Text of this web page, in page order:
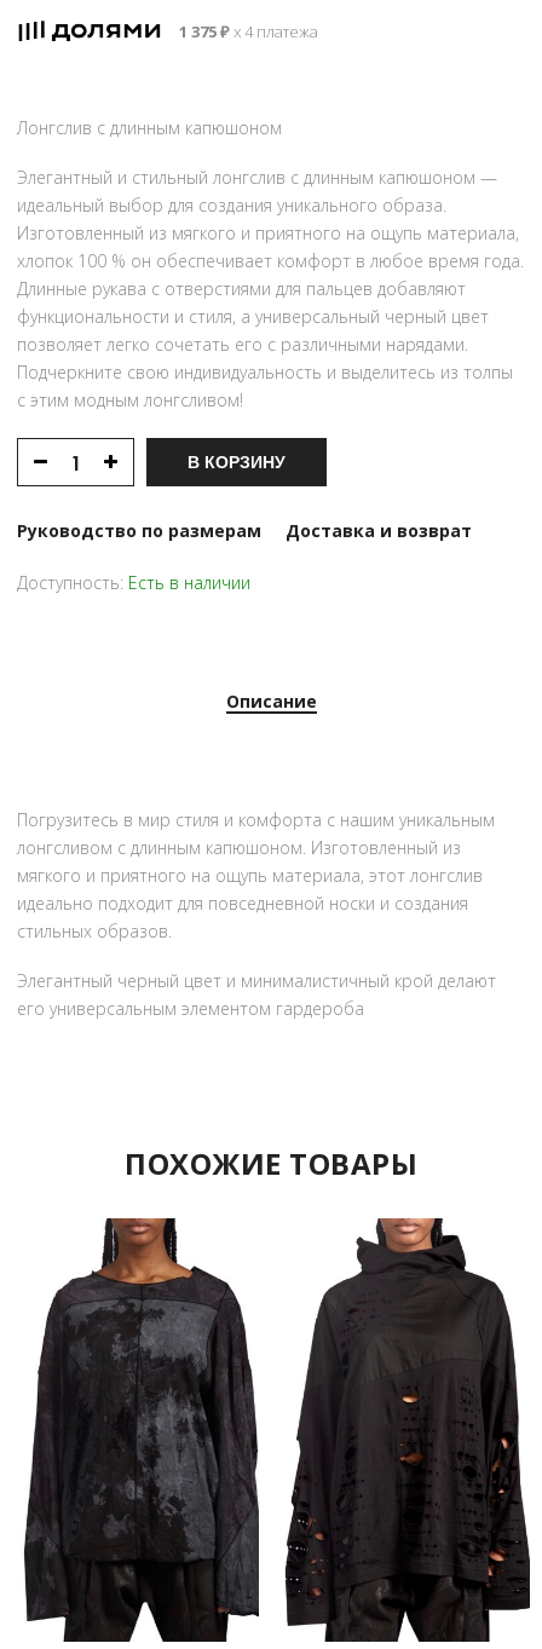
составляла
7
5
1 375₽х 4 платежа
Лонгслив с длинным капюшоном
Элегантный и стильный лонгслив с длинным капюшоном —
идеальный выбор для создания уникального образа.
Изготовленный из мягкого и приятного на ощупь материала,
хлопок 100 % он обеспечивает комфорт в любое время года.
Длинные рукава с отверстиями для пальцев добавляют
функциональности и стиля, а универсальный черный цвет
позволяет легко сочетать его с различными нарядами.
Подчеркните свою индивидуальность и выделитесь из толпы
с этим модным лонгсливом!
В КОРЗИНУ
Руководство по размерам Доставка и возврат
Доступность: Есть в наличии
Описание
Погрузитесь в мир стиля и комфорта с нашим уникальным
лонгсливом с длинным капюшоном. Изготовленный из
мягкого и приятного на ощупь материала, этот лонгслив
идеально подходит для повседневной носки и создания
стильных образов.
Элегантный черный цвет и минималистичный крой делают
его универсальным элементом гардероба
ПОХОЖИЕ ТОВАРЫ